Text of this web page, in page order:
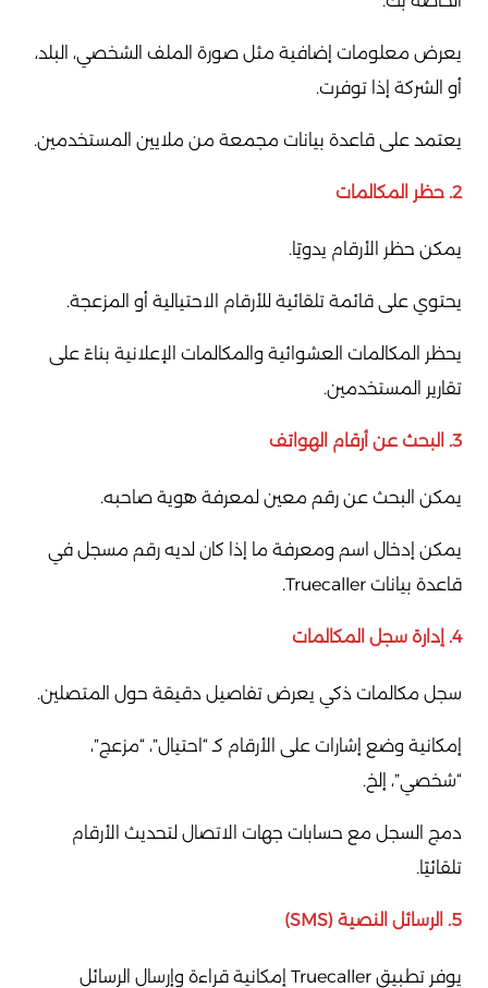
يعرض معلومات إضافية مثل صورة الملف الشخصي، البلد،
أو الشركة إذا توفرت.
يعتمد على قاعدة بيانات مجمعة من ملايين المستخدمين.
2. حظر المكالمات
يمكن حظر الأرقام يدويًا.
يحتوي على قائمة تلقائية للأرقام الاحتيالية أو المزعجة.
يحظر المكالمات العشوائية والمكالمات الإعلانية بناءً على
تقارير المستخدمين.
3. البحث عن أرقام الهواتف
يمكن البحث عن رقم معين لمعرفة هوية صاحبه.
يمكن إدخال اسم ومعرفة ما إذا كان لديه رقم مسجل في
قاعدة بيانات Truecaller.
4. إدارة سجل المكالمات
سجل مكالمات ذكي يعرض تفاصيل دقيقة حول المتصلين.
إمكانية وضع إشارات على الأرقام كـ “احتيال”، “مزعج”،
“شخصي”، إلخ.
دمج السجل مع حسابات جهات الاتصال لتحديث الأرقام
تلقائيًا.
5. الرسائل النصية (SMS)
يوفر تطبيق Truecaller إمكانية قراءة وإرسال الرسائل